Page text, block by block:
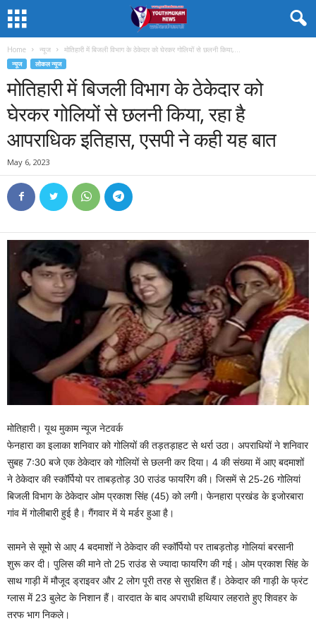
Home न्यूज मोतिहारी में बिजली विभाग के ठेकेदार को घेरकर गोलियों से छलनी किया,...
न्यूज लोकल न्यूज
मोतिहारी में बिजली विभाग के ठेकेदार को
घेरकर गोलियों से छलनी किया, रहा है
आपराधिक इतिहास, एसपी ने कही यह बात
May 6, 2023
मोतिहारी। यूथ मुकाम न्यूज नेटवर्क
फेनहारा का इलाका शनिवार को गोलियों की तड़तड़ाहट से थर्रा उठा। अपराधियों ने शनिवार
सुबह 7ः30 बजे एक ठेकेदार को गोलियों से छलनी कर दिया। 4 की संख्या में आए बदमाशों
ने ठेकेदार की स्कॉर्पियो पर ताबड़तोड़ 30 राउंड फायरिंग की। जिसमें से 25-26 गोलियां
बिजली विभाग के ठेकेदार ओम प्रकाश सिंह (45) को लगी। फेनहारा प्रखंड के इजोरबारा
गांव में गोलीबारी हुई है। गैंगवार में ये मर्डर हुआ है।
सामने से सूमो से आए 4 बदमाशों ने ठेकेदार की स्कॉर्पियो पर ताबड़तोड़ गोलियां बरसानी
शुरू कर दी। पुलिस की माने तो 25 राउंड से ज्यादा फायरिंग की गई। ओम प्रकाश सिंह के
साथ गाड़ी में मौजूद ड्राइवर और 2 लोग पूरी तरह से सुरक्षित हैं। ठेकेदार की गाड़ी के फ्रंट
ग्लास में 23 बुलेट के निशान हैं। वारदात के बाद अपराधी हथियार लहराते हुए शिवहर के
तरफ भाग निकले।